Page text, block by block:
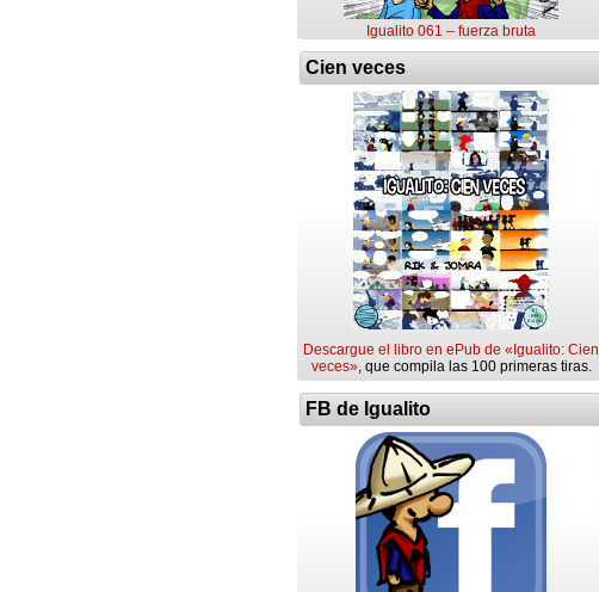
Igualito 061 – fuerza bruta
Cien veces
Descargue el libro en ePub de «Igualito: Cien
veces», que compila las 100 primeras tiras.
FB de Igualito